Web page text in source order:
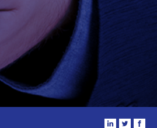
i t f